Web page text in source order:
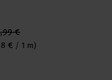
€
€ / 1 m)